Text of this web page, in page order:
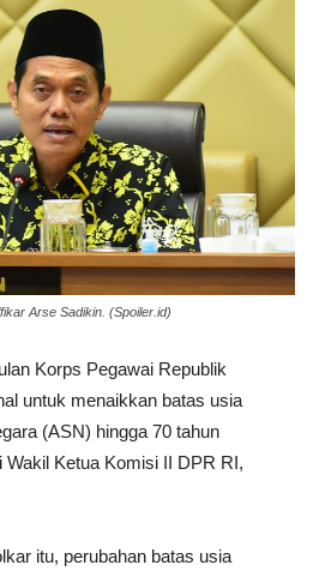
Arse Sadikin. (Spoiler.id)
Korps Pegawai Republik
untuk menaikkan batas usia
(ASN) hingga 70 tahun
Wakil Ketua Komisi II DPR RI,
itu, perubahan batas usia